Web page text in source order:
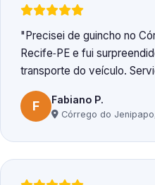
Precisei de guincho no
Recife‑PE e fui
transporte do veículo.
F Fabiano P.
Córrego do